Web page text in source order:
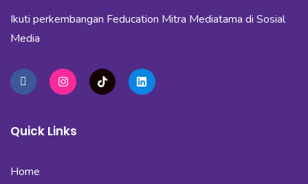
Ikuti perkembangan Feducation Mitra Mediatama di Sosial
Media
Quick Links
Home